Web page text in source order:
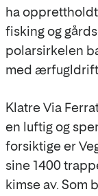
ha
fisking og
polarsirkelen
med
Klatre Via
en luftig og
forsiktige er
sine 1400
kimse av. Som